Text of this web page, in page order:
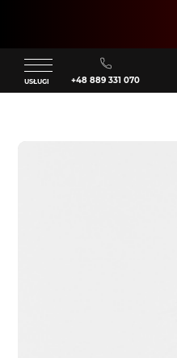
USŁUGI +48 889 331 070